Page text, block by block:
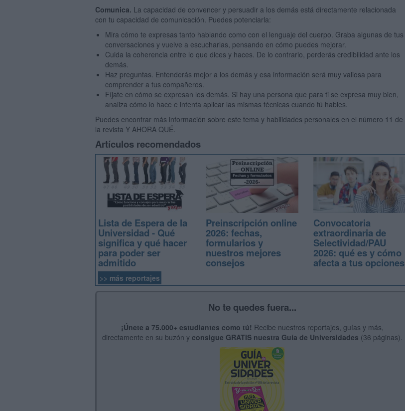
Comunica. La capacidad de convencer y persuadir a los demás está directamente relacionada
con tu capacidad de comunicación. Puedes potenciarla:
Mira cómo te expresas tanto hablando como con el lenguaje del cuerpo. Graba algunas de tus
conversaciones y vuelve a escucharlas, pensando en cómo puedes mejorar.
Cuida la coherencia entre lo que dices y haces. De lo contrario, perderás credibilidad ante los
demás.
Haz preguntas. Entenderás mejor a los demás y esa información será muy valiosa para
comprender a tus compañeros.
Fíjate en cómo se expresan los demás. Si hay una persona que para ti se expresa muy bien,
analiza cómo lo hace e intenta aplicar las mismas técnicas cuando tú hables.
Puedes encontrar más información sobre este tema y habilidades personales en el número 11 de
la revista Y AHORA QUÉ.
Artículos recomendados
Lista de Espera de la
Universidad - Qué
significa y qué hacer
para poder ser
admitido
Preinscripción online
2026: fechas,
formularios y
nuestros mejores
consejos
Convocatoria
extraordinaria de
Selectividad/PAU
2026: qué es y cómo
afecta a tus opciones
>> más reportajes
No te quedes fuera...
¡Únete a 75.000+ estudiantes como tú! Recibe nuestros reportajes, guías y más,
directamente en su buzón y consigue GRATIS nuestra Guía de Universidades (36 páginas).